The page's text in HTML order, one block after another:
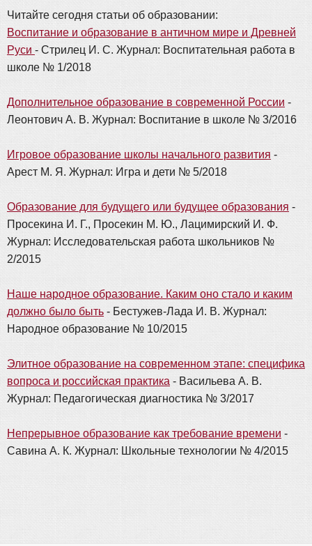
Читайте сегодня статьи об образовании:
Воспитание и образование в античном мире и Древней
Руси - Стрилец И. С. Журнал: Воспитательная работа в
школе № 1/2018
Дополнительное образование в современной России -
Леонтович А. В. Журнал: Воспитание в школе № 3/2016
Игровое образование школы начального развития -
Арест М. Я. Журнал: Игра и дети № 5/2018
Образование для будущего или будущее образования -
Просекина И. Г., Просекин М. Ю., Лацимирский И. Ф.
Журнал: Исследовательская работа школьников №
2/2015
Наше народное образование. Каким оно стало и каким
должно было быть - Бестужев-Лада И. В. Журнал:
Народное образование № 10/2015
Элитное образование на современном этапе: специфика
вопроса и российская практика - Васильева А. В.
Журнал: Педагогическая диагностика № 3/2017
Непрерывное образование как требование времени -
Савина А. К. Журнал: Школьные технологии № 4/2015